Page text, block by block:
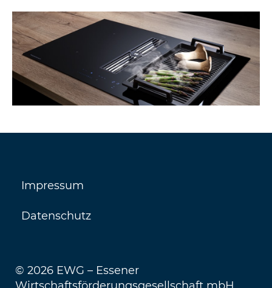
Impressum
Datenschutz
© 2026 EWG – Essener